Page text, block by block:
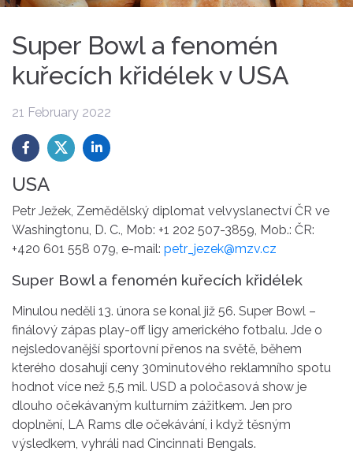
Super Bowl a fenomén
kuřecích křidélek v USA
21 February 2022
USA
Petr Ježek, Zemědělský diplomat velvyslanectví ČR ve
Washingtonu, D. C., Mob: +1 202 507-3859, Mob.: ČR:
+420 601 558 079, e-mail: petr_jezek@mzv.cz
Super Bowl a fenomén kuřecích křidélek
Minulou neděli 13. února se konal již 56. Super Bowl –
finálový zápas play-off ligy amerického fotbalu. Jde o
nejsledovanější sportovní přenos na světě, během
kterého dosahují ceny 30minutového reklamního spotu
hodnot více než 5,5 mil. USD a poločasová show je
dlouho očekávaným kulturním zážitkem. Jen pro
doplnění, LA Rams dle očekávání, i když těsným
výsledkem, vyhráli nad Cincinnati Bengals.